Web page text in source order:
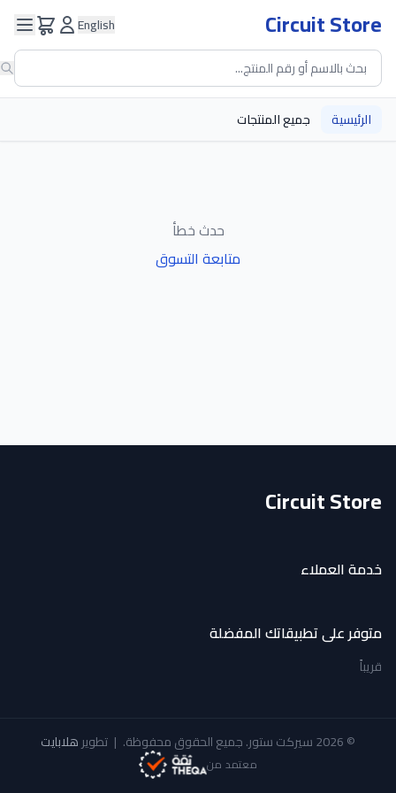
Circuit Store
English
الرئيسية جميع المنتجات
حدث خطأ
متابعة التسوق
Circuit Store
خدمة العملاء
متوفر على تطبيقاتك المفضلة
قريباً
© 2026 سيركت ستور. جميع الحقوق محفوظة. | تطويرهلابايت
معتمد من